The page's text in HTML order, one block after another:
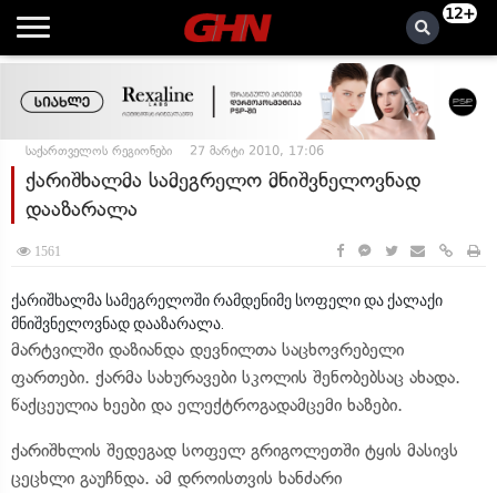
12+
საქართველოს რეგიონები 27 მარტი 2010, 17:06
ქარიშხალმა სამეგრელო მნიშვნელოვნად
დააზარალა
1561
ქარიშხალმა სამეგრელოში რამდენიმე სოფელი და ქალაქი
მნიშვნელოვნად დააზარალა.
მარტვილში დაზიანდა დევნილთა საცხოვრებელი
ფართები. ქარმა სახურავები სკოლის შენობებსაც ახადა.
წაქცეულია ხეები და ელექტროგადამცემი ხაზები.
ქარიშხლის შედეგად სოფელ გრიგოლეთში ტყის მასივს
ცეცხლი გაუჩნდა. ამ დროისთვის ხანძარი